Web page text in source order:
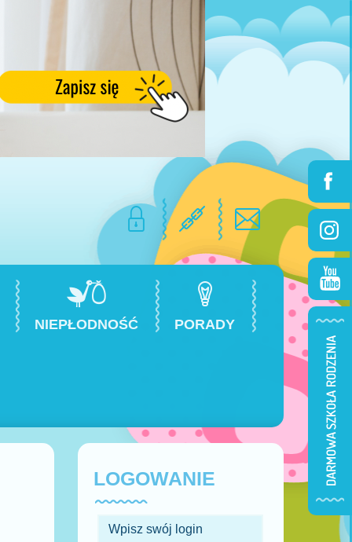
NIEPŁODNOŚĆ PORADY
LOGOWANIE